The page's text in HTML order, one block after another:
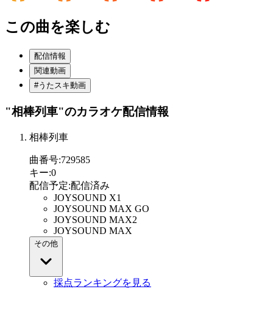
この曲を楽しむ
配信情報
関連動画
#うたスキ動画
"相棒列車"のカラオケ配信情報
相棒列車
曲番号:729585
キー:0
配信予定:配信済み
JOYSOUND X1
JOYSOUND MAX GO
JOYSOUND MAX2
JOYSOUND MAX
その他
採点ランキングを見る